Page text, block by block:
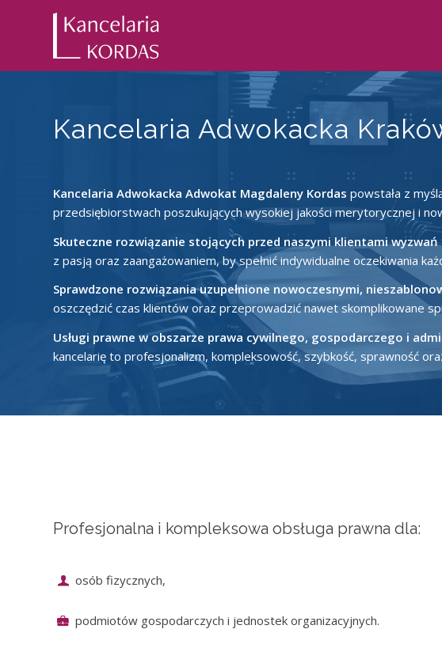
Kancelaria Adwokacka
Kancelaria Adwokacka Adwokat Magdaleny Kordas powstała z
przedsiębiorstwach poszukujących wysokiej jakości merytorycznej i
Skuteczne rozwiązanie stojących przed naszymi klientami wyzwań
z pasją oraz zaangażowaniem, by spełnić indywidualne oczekiwania
Sprawdzone rozwiązania uzupełnione nowoczesnymi,
oszczędzić czas klientów oraz przeprowadzić nawet skomplikowane
Usługi prawne w obszarze prawa cywilnego, gospodarczego i
kancelarię to profesjonalizm, kompleksowość, szybkość, sprawność
Profesjonalna i kompleksowa obsługa prawna dla:
osób fizycznych,
podmiotów gospodarczych i jednostek organizacyjnych.